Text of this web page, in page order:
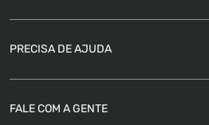
PRECISA DE AJUDA
FALE COM A GENTE